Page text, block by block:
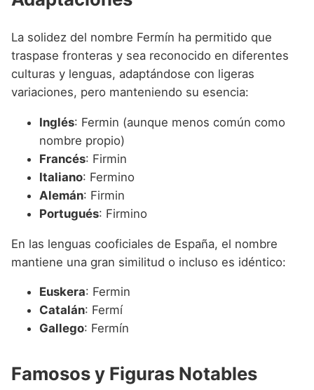
La solidez del nombre Fermín ha permitido que
traspase fronteras y sea reconocido en diferentes
culturas y lenguas, adaptándose con ligeras
variaciones, pero manteniendo su esencia:
Inglés: Fermin (aunque menos común como
nombre propio)
Francés: Firmin
Italiano: Fermino
Alemán: Firmin
Portugués: Firmino
En las lenguas cooficiales de España, el nombre
mantiene una gran similitud o incluso es idéntico:
Euskera: Fermin
Catalán: Fermí
Gallego: Fermín
Famosos y Figuras Notables